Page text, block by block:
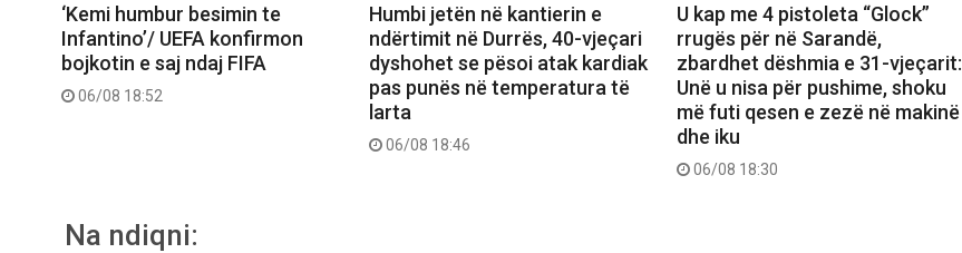
‘Kemi humbur besimin te
Infantino’/ UEFA konfirmon
bojkotin e saj ndaj FIFA
06/08 18:52
Humbi jetën në kantierin e
ndërtimit në Durrës, 40-vjeçari
dyshohet se pësoi atak kardiak
pas punës në temperatura të
larta
06/08 18:46
U kap me 4 pistoleta “Glock”
rrugës për në Sarandë,
zbardhet dëshmia e 31-vjeçarit:
Unë u nisa për pushime, shoku
më futi qesen e zezë në makinë
dhe iku
06/08 18:30
Na ndiqni: